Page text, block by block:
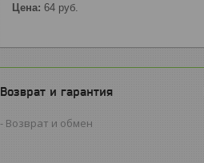
Цена: 64 руб.
Возврат и гарантия
Возврат и обмен